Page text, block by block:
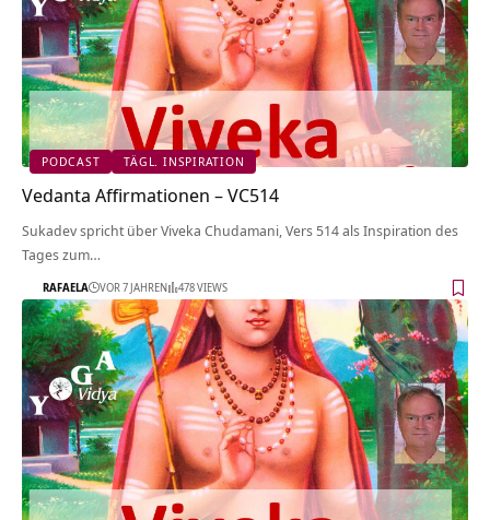
PODCAST TÄGL. INSPIRATION
Vedanta Affirmationen – VC514
Sukadev spricht über Viveka Chudamani, Vers 514 als Inspiration des
Tages zum…
RAFAELA VOR 7 JAHREN 478 VIEWS